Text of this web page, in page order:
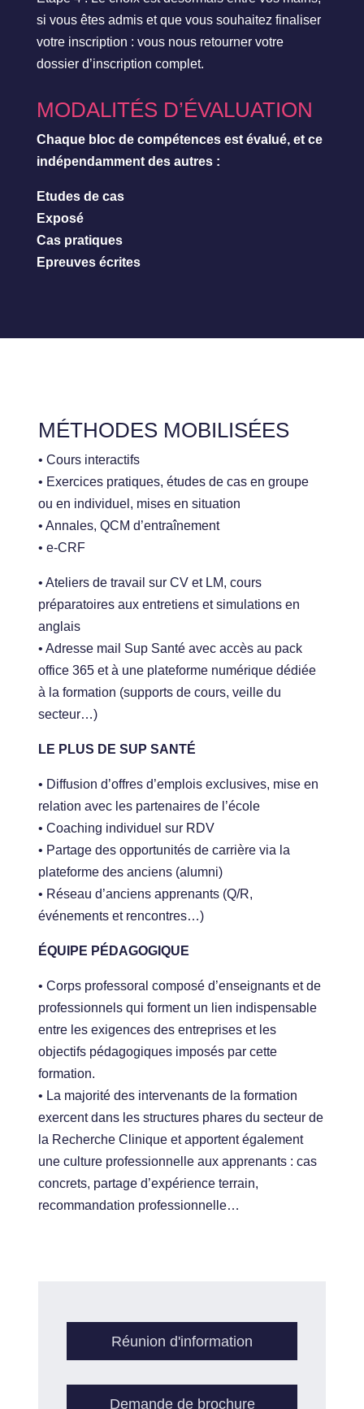
si vous êtes admis et que vous souhaitez finaliser
votre inscription : vous nous retourner votre
dossier d’inscription complet.
MODALITÉS D’ÉVALUATION
Chaque bloc de compétences est évalué, et ce
indépendamment des autres :
Etudes de cas
Exposé
Cas pratiques
Epreuves écrites
MÉTHODES MOBILISÉES
• Cours interactifs
• Exercices pratiques, études de cas en groupe
ou en individuel, mises en situation
• Annales, QCM d’entraînement
• e-CRF
• Ateliers de travail sur CV et LM, cours
préparatoires aux entretiens et simulations en
anglais
• Adresse mail Sup Santé avec accès au pack
office 365 et à une plateforme numérique dédiée
à la formation (supports de cours, veille du
secteur…)
LE PLUS DE SUP SANTÉ
• Diffusion d’offres d’emplois exclusives, mise en
relation avec les partenaires de l’école
• Coaching individuel sur RDV
• Partage des opportunités de carrière via la
plateforme des anciens (alumni)
• Réseau d’anciens apprenants (Q/R,
événements et rencontres…)
ÉQUIPE PÉDAGOGIQUE
• Corps professoral composé d’enseignants et de
professionnels qui forment un lien indispensable
entre les exigences des entreprises et les
objectifs pédagogiques imposés par cette
formation.
• La majorité des intervenants de la formation
exercent dans les structures phares du secteur de
la Recherche Clinique et apportent également
une culture professionnelle aux apprenants : cas
concrets, partage d’expérience terrain,
recommandation professionnelle…
Réunion d'information
Demande de brochure